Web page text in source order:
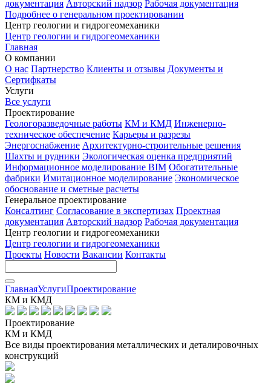
документация Авторский надзор Рабочая документация
Подробнее о генеральном проектировании
Центр геологии и гидрогеомеханики
Центр геологии и гидрогеомеханики
Главная
О компании
О нас Партнерство Клиенты и отзывы Документы и
Сертифкаты
Услуги
Все услуги
Проектирование
Геологоразведочные работы КМ и КМД Инженерно-
техническое обеспечение Карьеры и разрезы
Энергоснабжение Архитектурно-строительные решения
Шахты и рудники Экологическая оценка предприятий
Информационное моделирование BIM Обогатительные
фабрики Имитационное моделирование Экономическое
обоснование и сметные расчеты
Генеральное проектирование
Консалтинг Согласование в экспертизах Проектная
документация Авторский надзор Рабочая документация
Центр геологии и гидрогеомеханики
Центр геологии и гидрогеомеханики
Проекты Новости Вакансии Контакты
ГлавнаяУслугиПроектирование
КМ и КМД
Проектирование
КМ и КМД
Все виды проектирования металлических и деталировочных
конструкций